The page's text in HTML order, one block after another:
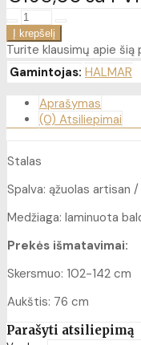
Turite klausimų apie šią
Gamintojas: HALMAR
Aprašymas
(0) Atsiliepimai
Stalas
Spalva: ąžuolas artisan
Medžiaga: laminuota
Prekės išmatavimai:
Skersmuo: 102-142 cm
Aukštis: 76 cm
Parašyti atsiliepimą